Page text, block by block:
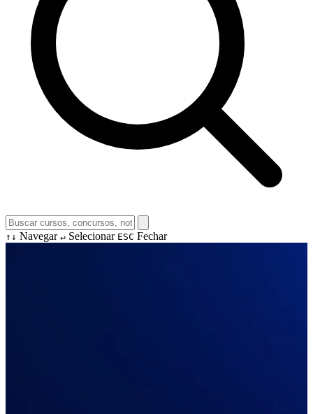
↑↓ Navegar ↵ Selecionar ESC Fechar